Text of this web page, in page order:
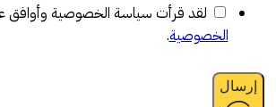
لقد قرأت سياسة الخصوصية وأوافق
الخصوصية.
إرسال